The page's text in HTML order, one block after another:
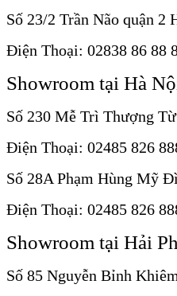
Số 23/2 Trần Não quận 2
Điện Thoại: 02838 86 88
Showroom tại Hà
Số 230 Mễ Trì Thượng
Điện Thoại: 02485 826
Số 28A Phạm Hùng Mỹ
Điện Thoại: 02485 826
Showroom tại Hải
Số 85 Nguyễn Bỉnh